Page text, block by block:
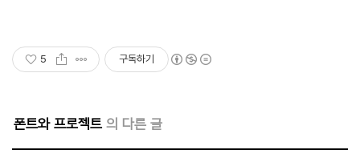
5 구독하기
폰트와 프로젝트